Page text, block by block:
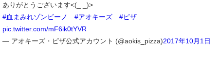
ありがとうございます<(_ _)>
#血まみれゾンビーノ
#アオキーズ
#ピザ
pic.twitter.com/mF6ik0tYVR
— アオキーズ・ピザ公式アカウント (@aokis_pizza)2017年10月1日